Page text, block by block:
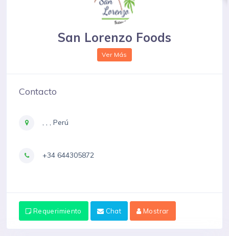
San Lorenzo Foods
Ver Más
Contacto
, , , Perú
+34 644305872
Requerimiento Chat Mostrar